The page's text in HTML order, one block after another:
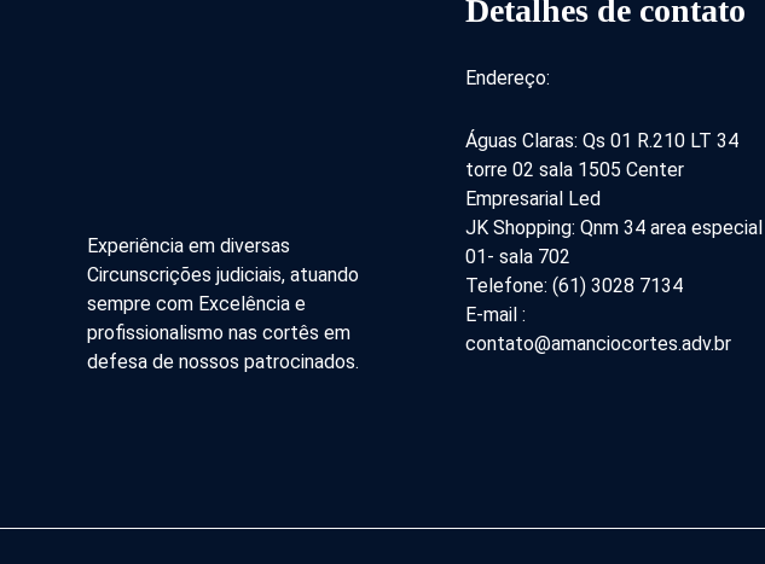
Experiência em diversas
Circunscrições judiciais, atuando
sempre com Excelência e
profissionalismo nas cortês em
defesa de nossos patrocinados.
Detalhes de contato
Endereço:
Águas Claras: Qs 01 R.210 LT 34
torre 02 sala 1505 Center
Empresarial Led
JK Shopping: Qnm 34 area especial
01- sala 702
Telefone: (61) 3028 7134
E-mail :
contato@amanciocortes.adv.br